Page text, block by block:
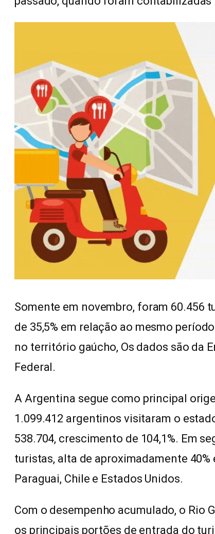
Somente em novembro, foram 60.456
de 35,5% em relação ao mesmo
no território gaúcho, Os dados são da
Federal.
A Argentina segue como principal
1.099.412 argentinos visitaram o
538.704, crescimento de 104,1%. Em
turistas, alta de aproximadamente
Paraguai, Chile e Estados Unidos.
Com o desempenho acumulado, o Rio
os principais portões de entrada do